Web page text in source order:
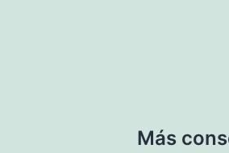
Más